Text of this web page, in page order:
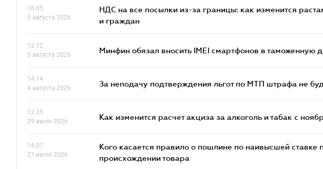
16.05
5 августа 2026
НДС на все посылки из-за границы: как изменится
и граждан
12.12
5 августа 2026
Минфин обязал вносить IMEI смартфонов в таможенную
14.14
4 августа 2026
За неподачу подтверждения льгот по МТП штрафа не
12.35
29 июля 2026
Как изменится расчет акциза за алкоголь и табак с
14.07
27 июля 2026
Кого касается правило о пошлине по наивысшей ставке
происхождении товара